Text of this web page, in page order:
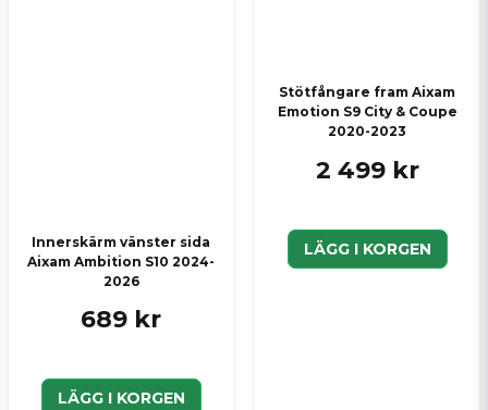
Innerskärm vänster sida
Aixam Ambition S10 2024-
2026
689 kr
LÄGG I KORGEN
Stötfångare fram Aixam
Emotion S9 City & Coupe
2020-2023
2 499 kr
LÄGG I KORGEN